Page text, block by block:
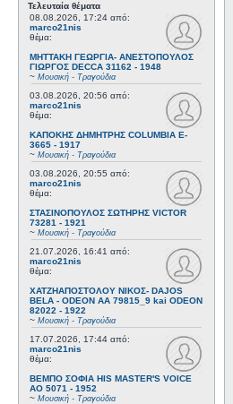
Τελευταία θέματα
08.08.2026, 17:24 από:
marco21nis
θέμα:
ΜΗΤΤΑΚΗ ΓΕΩΡΓΙΑ- ΑΝΕΣΤΟΠΟΥΛΟΣ
ΓΙΩΡΓΟΣ DECCA 31162 - 1948
~ Μουσική - Τραγούδια
03.08.2026, 20:56 από:
marco21nis
θέμα:
ΚΑΠΟΚΗΣ ΔΗΜΗΤΡΗΣ COLUMBIA E-
3665 - 1917
~ Μουσική - Τραγούδια
03.08.2026, 20:55 από:
marco21nis
θέμα:
ΣΤΑΣΙΝΟΠΟΥΛΟΣ ΣΩΤΗΡΗΣ VICTOR
73281 - 1921
~ Μουσική - Τραγούδια
21.07.2026, 16:41 από:
marco21nis
θέμα:
ΧΑΤΖΗΑΠΟΣΤΟΛΟΥ ΝΙΚΟΣ- DAJOS
BELA - ODEON AA 79815_9 kai ODEON
82022 - 1922
~ Μουσική - Τραγούδια
17.07.2026, 17:44 από:
marco21nis
θέμα:
ΒΕΜΠΟ ΣΟΦΙΑ HIS MASTER'S VOICE
AO 5071 - 1952
~ Μουσική - Τραγούδια